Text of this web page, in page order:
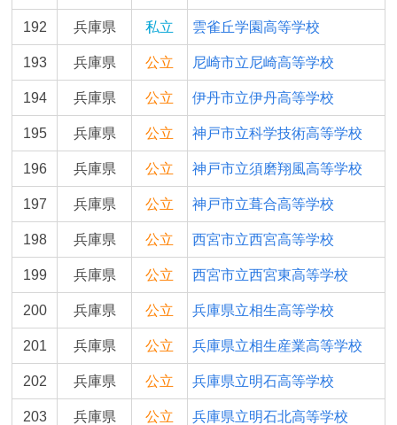
192 兵庫県 私立 雲雀丘学園高等学校
193 兵庫県 公立 尼崎市立尼崎高等学校
194 兵庫県 公立 伊丹市立伊丹高等学校
195 兵庫県 公立 神戸市立科学技術高等学校
196 兵庫県 公立 神戸市立須磨翔風高等学校
197 兵庫県 公立 神戸市立葺合高等学校
198 兵庫県 公立 西宮市立西宮高等学校
199 兵庫県 公立 西宮市立西宮東高等学校
200 兵庫県 公立 兵庫県立相生高等学校
201 兵庫県 公立 兵庫県立相生産業高等学校
202 兵庫県 公立 兵庫県立明石高等学校
203 兵庫県 公立 兵庫県立明石北高等学校